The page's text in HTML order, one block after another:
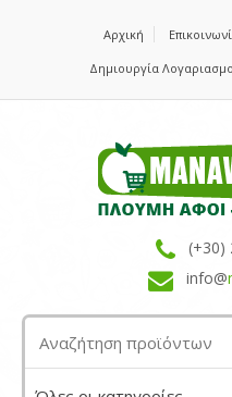
Αρχική
Δημιουργία
(+30)
info@